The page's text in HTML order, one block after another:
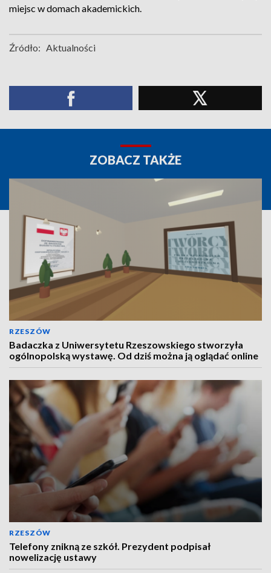
miejsc w domach akademickich.
Źródło: Aktualności
ZOBACZ TAKŻE
RZESZÓW
Badaczka z Uniwersytetu Rzeszowskiego stworzyła
ogólnopolską wystawę. Od dziś można ją oglądać online
RZESZÓW
Telefony znikną ze szkół. Prezydent podpisał
nowelizację ustawy